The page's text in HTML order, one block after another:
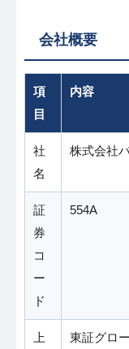
会社概要
項
目
内容
社
名
株式会社
証
券
コ
ー
ド
554A
上
東証グロ